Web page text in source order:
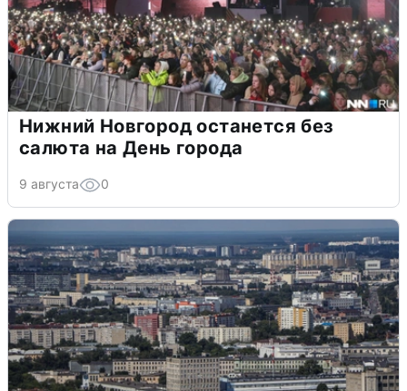
Нижний Новгород останется без
салюта на День города
9 августа 0